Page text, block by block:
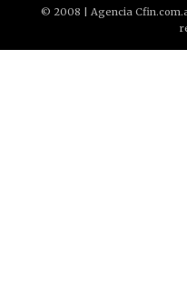
© 2008 | Agencia